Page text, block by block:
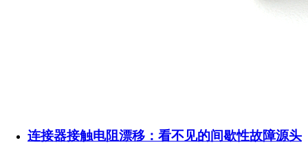
连接器接触电阻漂移：看不见的间歇性故障源头